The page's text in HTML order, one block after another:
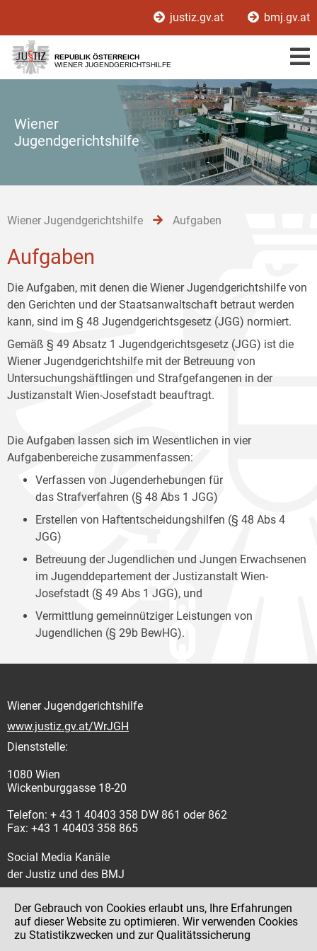
[1]
[2]
[3]
justiz.gv.at bmj.gv.at
REPUBLIK ÖSTERREICH
WIENER JUGENDGERICHTSHILFE
Wiener
Jugendgerichtshilfe
Wiener Jugendgerichtshilfe Aufgaben
Aufgaben
Die Aufgaben, mit denen die Wiener Jugendgerichtshilfe von
den Gerichten und der Staatsanwaltschaft betraut werden
kann, sind im § 48 Jugendgerichtsgesetz (JGG) normiert.
Gemäß § 49 Absatz 1 Jugendgerichtsgesetz (JGG) ist die
Wiener Jugendgerichtshilfe mit der Betreuung von
Untersuchungshäftlingen und Strafgefangenen in der
Justizanstalt Wien-Josefstadt beauftragt.
Die Aufgaben lassen sich im Wesentlichen in vier
Aufgabenbereiche zusammenfassen:
Verfassen von Jugenderhebungen für
das Strafverfahren (§ 48 Abs 1 JGG)
Erstellen von Haftentscheidungshilfen (§ 48 Abs 4
JGG)
Betreuung der Jugendlichen und Jungen Erwachsenen
im Jugenddepartement der Justizanstalt Wien-
Josefstadt (§ 49 Abs 1 JGG), und
Vermittlung gemeinnütziger Leistungen von
Jugendlichen (§ 29b BewHG).
Wiener Jugendgerichtshilfe
www.justiz.gv.at/WrJGH
Dienststelle:
1080 Wien
Wickenburggasse 18-20
Telefon: + 43 1 40403 358 DW 861 oder 862
Fax: +43 1 40403 358 865
Social Media Kanäle
der Justiz und des BMJ
Impressum
Der Gebrauch von Cookies erlaubt uns, Ihre Erfahrungen
auf dieser Website zu optimieren. Wir verwenden Cookies
zu Statistikzwecken und zur Qualitätssicherung